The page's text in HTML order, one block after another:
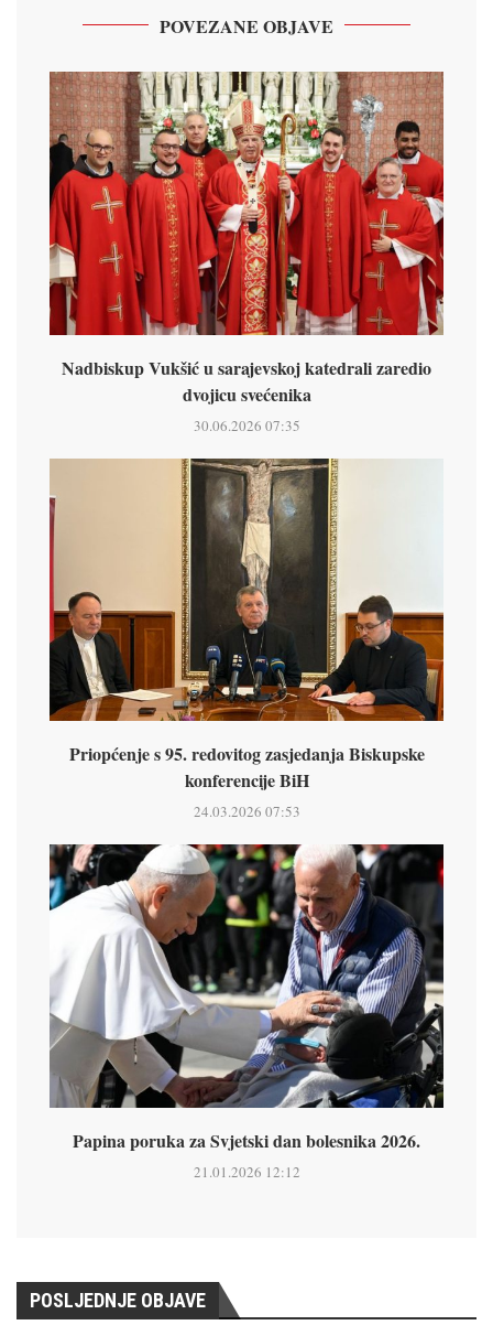
POVEZANE OBJAVE
Nadbiskup Vukšić u sarajevskoj katedrali zaredio
dvojicu svećenika
30.06.2026 07:35
Priopćenje s 95. redovitog zasjedanja Biskupske
konferencije BiH
24.03.2026 07:53
Papina poruka za Svjetski dan bolesnika 2026.
21.01.2026 12:12
POSLJEDNJE OBJAVE